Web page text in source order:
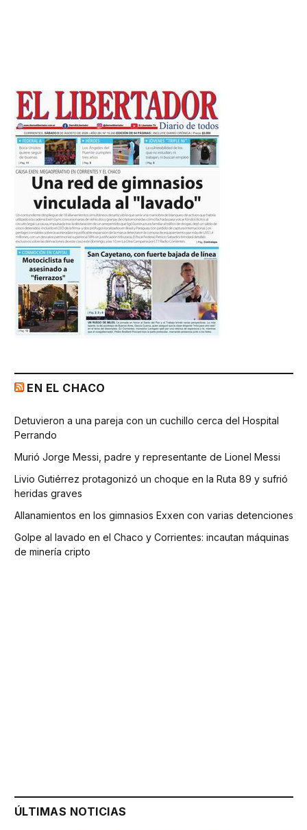
EN EL CHACO
Detuvieron a una pareja con un cuchillo cerca del Hospital
Perrando
Murió Jorge Messi, padre y representante de Lionel Messi
Livio Gutiérrez protagonizó un choque en la Ruta 89 y sufrió
heridas graves
Allanamientos en los gimnasios Exxen con varias detenciones
Golpe al lavado en el Chaco y Corrientes: incautan máquinas
de minería cripto
ÚLTIMAS NOTICIAS